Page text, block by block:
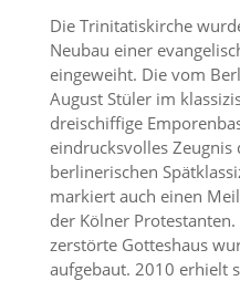
Die Trinitatiskirche
Neubau einer
eingeweiht. Die vom
August Stüler im
dreischiffige
eindrucksvolles Zeugnis
berlinerischen
markiert auch einen
der Kölner
zerstörte Gotteshaus
aufgebaut. 2010 erhielt